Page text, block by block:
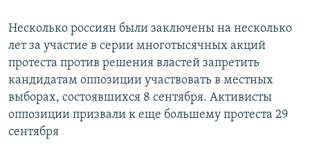
Несколько россиян были заключены на несколько
лет за участие в серии многотысячных акций
протеста против решения властей запретить
кандидатам оппозиции участвовать в местных
выборах, состоявшихся 8 сентября. Активисты
оппозиции призвали к еще большему протеста 29
сентября